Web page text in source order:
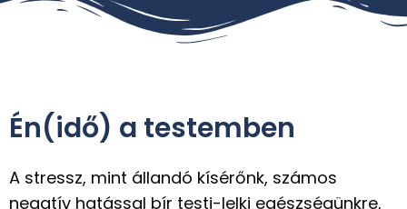
Én(idő) a testemben
A stressz, mint állandó kísérőnk, számos
negatív hatással bír testi-lelki egészségünkre,